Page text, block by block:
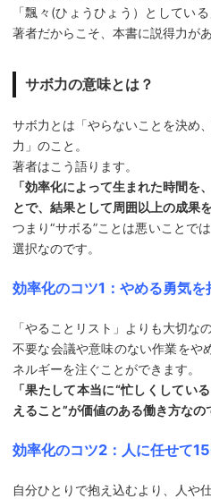
「飄々(ひょうひょう）としてい
著者だからこそ、本書に説得力があ
サボ力の意味とは？
サボ力とは「やらないことを決め
力」のこと。
著者はこう語ります。
「効率化によって生まれた時間を
とで、結果として周囲以上の成果
つまり“サボる”ことは悪いことで
選択なのです。
効率化のコツ1：やめる勇気を
「やることリスト」よりも大切な
不要な会議や意味のない作業をや
ネルギーを注ぐことができます。
「果たして本当に“忙しくしてい
えること”が価値のある働き方なの
効率化のコツ2：人に任せて
自分ひとりで抱え込むより、人や